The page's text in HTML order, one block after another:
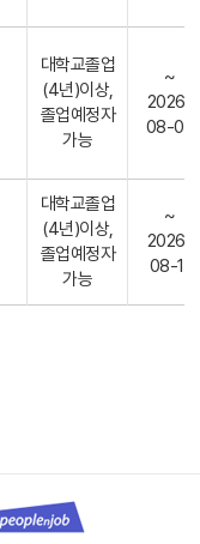
대학교졸업
(4년)이상,
졸업예정자
가능
~
2026-
08-09
대학교졸업
(4년)이상,
졸업예정자
가능
~
2026-
08-11